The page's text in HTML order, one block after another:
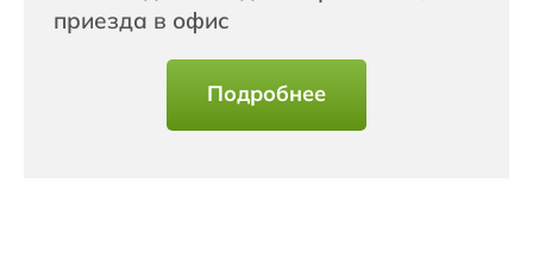
приезда в офис
Подробнее